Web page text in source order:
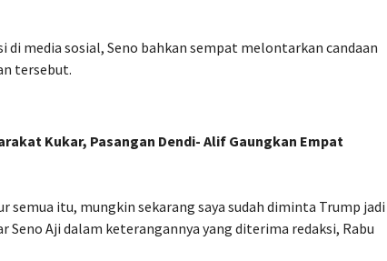
di media sosial, Seno bahkan sempat melontarkan candaan
tersebut.
Kukar, Pasangan Dendi- Alif Gaungkan Empat
semua itu, mungkin sekarang saya sudah diminta Trump jadi
Seno Aji dalam keterangannya yang diterima redaksi, Rabu